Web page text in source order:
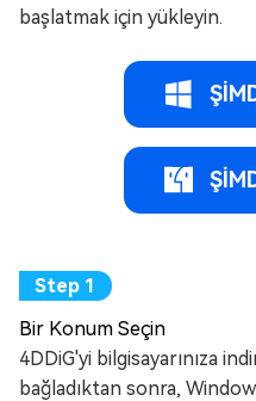
başlatmak için yükleyin.
Bir Konum Seçin
4DDiG'yi bilgisayarınıza
bağladıktan sonra,